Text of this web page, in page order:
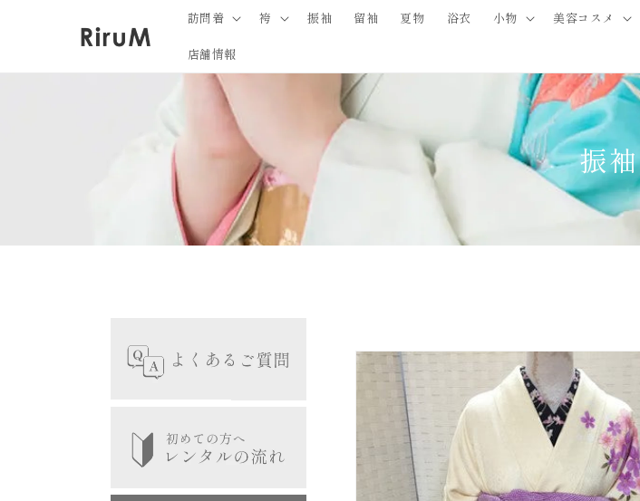
訪問着 袴 振袖 留袖 夏物 浴衣 小物 美容コスメ
店舗情報
振袖
商品情
報にス
キップ